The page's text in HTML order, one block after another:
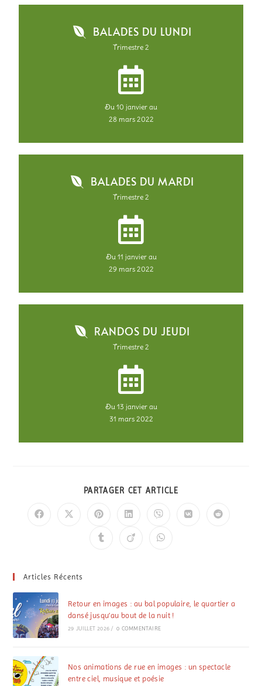
BALADES DU LUNDI
Trimestre 2
Du 10 janvier au
28 mars 2022
BALADES DU MARDI
Trimestre 2
Du 11 janvier au
29 mars 2022
RANDOS DU JEUDI
Trimestre 2
Du 13 janvier au
31 mars 2022
PARTAGER CET ARTICLE
Articles Récents
Retour en images : au bal populaire, le quartier a
dansé jusqu’au bout de la nuit !
29 JUILLET 2026 / 0 COMMENTAIRE
Nos animations de rue en images : un spectacle
entre ciel, musique et poésie